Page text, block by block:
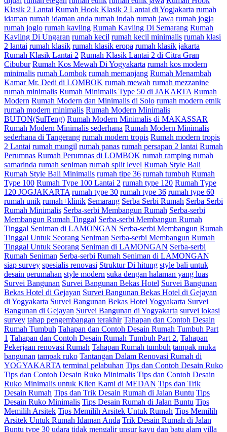
Klasik 2 Lantai Rumah Hook Klasik 2 Lantai di Yogjakarta rumah
idaman rumah idaman anda rumah indah rumah jawa rumah jogja
rumah joglo rumah kavling Rumah Kavling Di Semarang Rumah
Kavling Di Ungaran rumah kecil rumah kecil minimalis rumah klasi
2 lantai rumah klasik rumah klasik eropa rumah klasik jakarta
Rumah Klasik Lantai 2 Rumah Klasik Lantai 2 di Citra Gran
Cibubur Rumah Kos Mewah Di Yogyakarta rumah kos modern
minimalis rumah Lombok rumah memanjang Rumah Menambah
Kamar Mr. Dedi di LOMBOK rumah mewah rumah mezzanine
rumah minimalis Rumah Minimalis Type 50 di JAKARTA Rumah
Modern Rumah Modern dan Minimalis di Solo rumah modern etnik
rumah modern minimalis Rumah Modern Minimalis
BUTON(SulTeng) Rumah Modern Minimalis di MAKASSAR
Rumah Modern Minimalis sederhana Rumah Modern Minimalis
sederhana di Tangerang rumah modern tropis Rumah modern tropis
2 Lantai rumah mungil rumah panas rumah persapan 2 lantai Rumah
Perumnas Rumah Perumnas di LOMBOK rumah ramping rumah
samarinda rumah seniman rumah split level Rumah Style Bali
Rumah Style Bali Minimalis rumah tipe 36 rumah tumbuh Rumah
Type 100 Rumah Type 100 Lantai 2 rumah type 120 Rumah Type
120 JOGJAKARTA rumah type 30 rumah type 36 rumah type 60
rumah unik rumah+klinik Semarang Serba Serbi Rumah Serba Serbi
Rumah Minimalis Serba-serbi Membangun Rumah Serba-serbi
Membangun Rumah Tinggal Serba-serbi Membangun Rumah
Tinggal Seniman di LAMONGAN Serba-serbi Membangun Rumah
Tinggal Untuk Seorang Seniman Serba-serbi Membangun Rumah
Tinggal Untuk Seorang Seniman di LAMONGAN Serba-serbi
Rumah Seniman Serba-serbi Rumah Seniman di LAMONGAN
siap survey spesialis renovasi Struktur Di hitung style bali untuk
desain perumahan style modern suka dengan halaman yang luas
Survei Bangunan Survei Bangunan Bekas Hotel Survei Bangunan
Bekas Hotel di Gejayan Survei Bangunan Bekas Hotel di Gejayan
di Yogyakarta Survei Bangunan Bekas Hotel Yogyakarta Survei
Bangunan di Gejayan Survei Bangunan di Yogyakarta survei lokasi
survey tahap pengembangan terakhir Tahapan dan Contoh Desain
Rumah Tumbuh Tahapan dan Contoh Desain Rumah Tumbuh Part
1 Tahapan dan Contoh Desain Rumah Tumbuh Part 2. Tahapan
Pekerjaan renovasi Rumah Tahapan Rumah tumbuh tampak muka
bangunan tampak ruko Tantangan Dalam Renovasi Rumah di
YOGYAKARTA terminal pelabuhan Tips dan Contoh Desain Ruko
Tips dan Contoh Desain Ruko Minimalis Tips dan Contoh Desain
Ruko Minimalis untuk Klien Kami di MEDAN Tips dan Trik
Desain Rumah Tips dan Trik Desain Rumah di Jalan Buntu Tips
Desain Ruko Minimalis Tips Desain Rumah di Jalan Buntu Tips
Memilih Arsitek Tips Memilih Arsitek Untuk Rumah Tips Memilih
Arsitek Untuk Rumah Idaman Anda Trik Desain Rumah di Jalan
Buntu type 30 udara tidak mengalir unsur kayu dan batu alam villa